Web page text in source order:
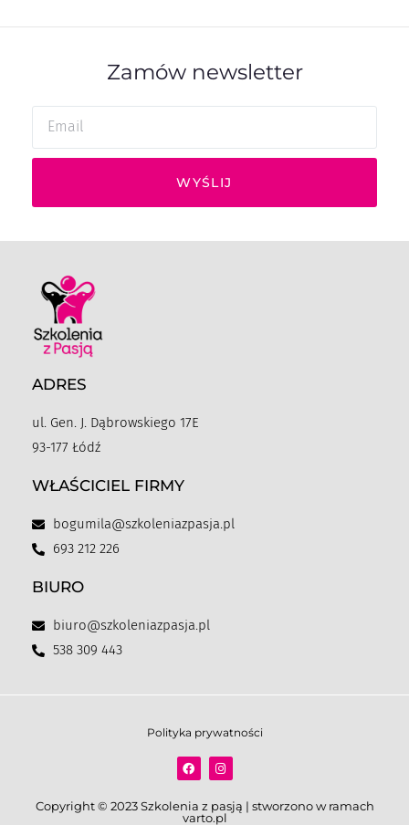
Zamów newsletter
WYŚLIJ
ADRES
ul. Gen. J. Dąbrowskiego 17E
93-177 Łódź
WŁAŚCICIEL FIRMY
bogumila@szkoleniazpasja.pl
693 212 226
BIURO
biuro@szkoleniazpasja.pl
538 309 443
Copyright © 2023 Szkolenia z pasją | stworzono w ramach
varto.pl
Polityka prywatności